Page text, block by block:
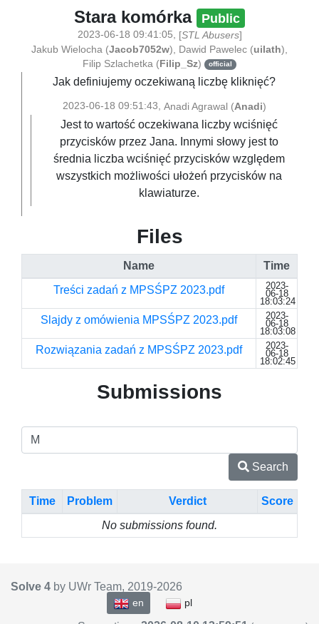
Stara komórka Public
2023-06-18 09:41:05, [STL Abusers]
Jakub Wielocha (Jacob7052w) Dawid Pawelec (uilath)
Filip Szlachetka (Filip_Sz) official
Jak definiujemy oczekiwaną liczbę kliknięć?
2023-06-18 09:51:43, Anadi Agrawal (Anadi)
Jest to wartość oczekiwana liczby wciśnięć
przycisków przez Jana. Innymi słowy jest to
średnia liczba wciśnięć przycisków względem
wszystkich możliwości ułożeń przycisków na
klawiaturze.
Files
Name
Time
Treści zadań z MPSŚPZ 2023.pdf
2023-
06-18
18:03:24
Slajdy z omówienia MPSŚPZ 2023.pdf 2023-
06-18
18:03:08
Rozwiązania zadań z MPSŚPZ 2023.pdf 2023-
06-18
18:02:45
Submissions
Search
Time Problem Verdict
Score
No submissions found.
Solve 4 by UWr Team, 2019-2026
en pl